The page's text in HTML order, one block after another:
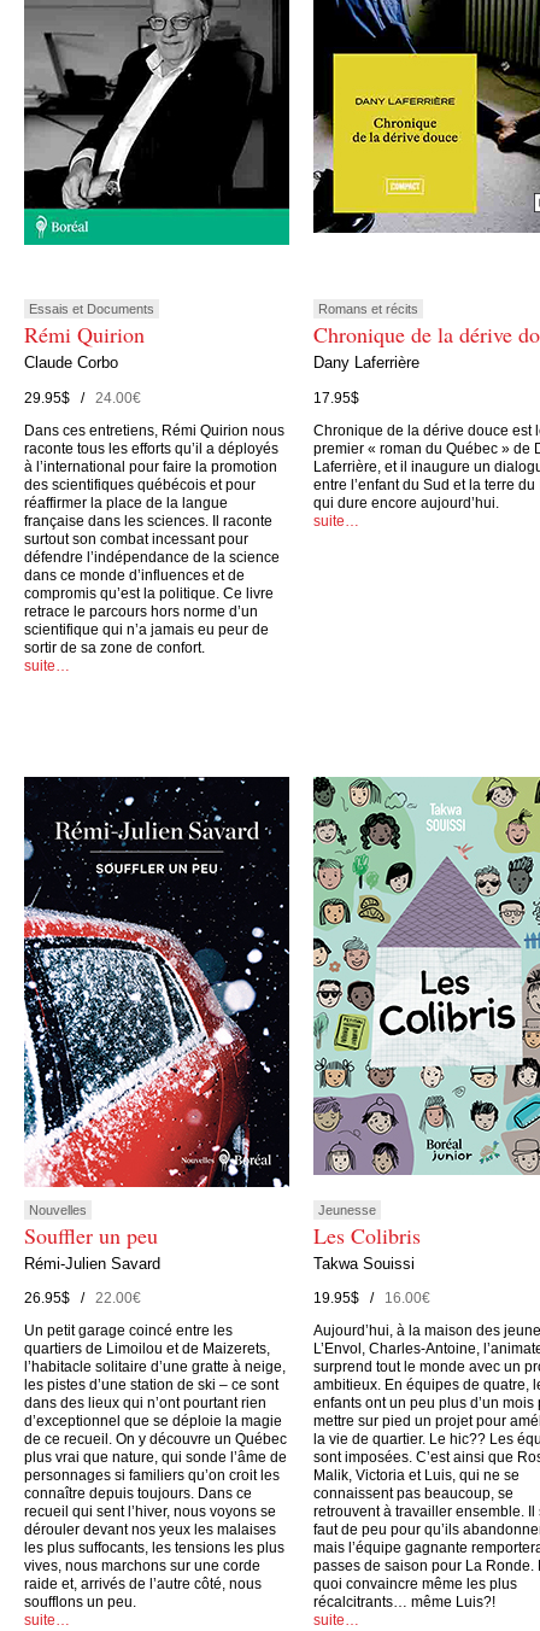
Essais et Documents
Rémi Quirion
Claude Corbo
29.95$ /24.00€
Dans ces entretiens, Rémi Quirion nous
raconte tous les efforts qu’il a déployés
à l’international pour faire la promotion
des scientifiques québécois et pour
réaffirmer la place de la langue
française dans les sciences. Il raconte
surtout son combat incessant pour
défendre l’indépendance de la science
dans ce monde d’influences et de
compromis qu’est la politique. Ce livre
retrace le parcours hors norme d’un
scientifique qui n’a jamais eu peur de
sortir de sa zone de confort.
suite…
Romans et récits
Chronique de la dérive
Dany Laferrière
17.95$
Chronique de la dérive douce est
premier « roman du Québec » de
Laferrière, et il inaugure un
entre l’enfant du Sud et la terre du
qui dure encore aujourd’hui.
suite…
Nouvelles
Souffler un peu
Rémi-Julien Savard
26.95$ /22.00€
Un petit garage coincé entre les
quartiers de Limoilou et de Maizerets,
l’habitacle solitaire d’une gratte à neige,
les pistes d’une station de ski – ce sont
dans des lieux qui n’ont pourtant rien
d’exceptionnel que se déploie la magie
de ce recueil. On y découvre un Québec
plus vrai que nature, qui sonde l’âme de
personnages si familiers qu’on croit les
connaître depuis toujours. Dans ce
recueil qui sent l’hiver, nous voyons se
dérouler devant nos yeux les malaises
les plus suffocants, les tensions les plus
vives, nous marchons sur une corde
raide et, arrivés de l’autre côté, nous
soufflons un peu.
suite…
Jeunesse
Les Colibris
Takwa Souissi
19.95$ /16.00€
Aujourd’hui, à la maison des
L’Envol, Charles-Antoine,
surprend tout le monde avec un
ambitieux. En équipes de quatre,
enfants ont un peu plus d’un mois
mettre sur pied un projet pour
la vie de quartier. Le hic?? Les
sont imposées. C’est ainsi que
Malik, Victoria et Luis, qui ne se
connaissent pas beaucoup, se
retrouvent à travailler ensemble. Il
faut de peu pour qu’ils
mais l’équipe gagnante
passes de saison pour La Ronde.
quoi convaincre même les plus
récalcitrants… même Luis?!
suite…